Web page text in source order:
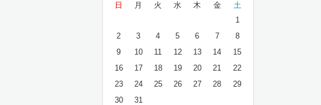
日 月 火 水 木 金
土
1
2
3 4 5 6 7
8
9
10 11 12 13 14
15
16
17 18 19 20 21
22
23
24 25 26 27 28
29
30
31